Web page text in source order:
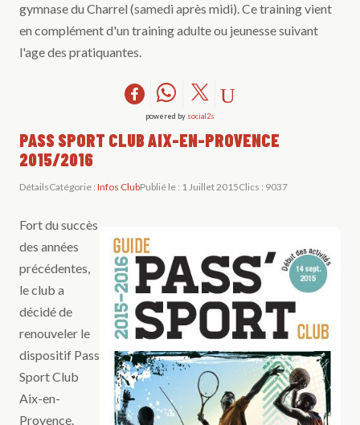
gymnase du Charrel (samedi après midi). Ce training vient
en complément d'un training adulte ou jeunesse suivant
l'age des pratiquantes.
powered by social2s
PASS SPORT CLUB AIX-EN-PROVENCE
2015/2016
DétailsCatégorie : Infos ClubPublié le : 1 Juillet 2015Clics : 9037
Fort du succès
des années
précédentes,
le club a
décidé de
renouveler le
dispositif Pass
Sport Club
Aix-en-
Provence.